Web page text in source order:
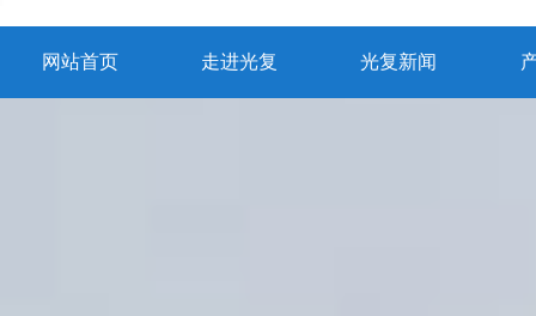
网站首页 走进光复 光复新闻